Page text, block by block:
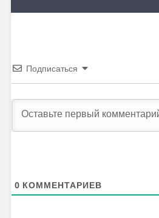
Подписаться
0 КОММЕНТАРИЕВ